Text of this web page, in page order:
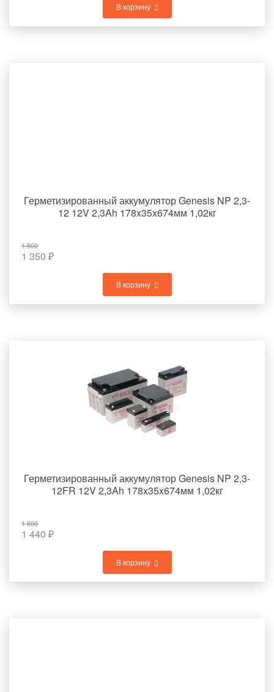
В корзину
Герметизированный аккумулятор Genesis NP 2,3-
12 12V 2,3Ah 178x35x674мм 1,02кг
1 500
1 350 ₽
В корзину
Герметизированный аккумулятор Genesis NP 2,3-
12FR 12V 2,3Ah 178x35x674мм 1,02кг
1 600
1 440 ₽
В корзину